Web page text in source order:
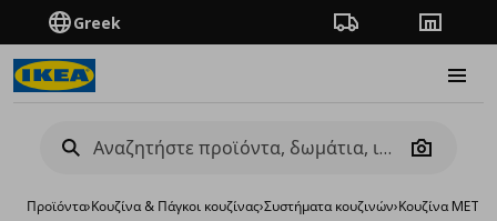
Greek Πορεία παραγγελίας
Camera
Προϊόντα›Κουζίνα & Πάγκοι κουζίνας›Συστήματα κουζινών›Κουζίνα